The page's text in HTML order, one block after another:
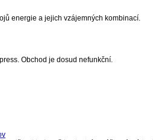
energie a jejich vzájemných kombinací.
Obchod je dosud nefunkční.